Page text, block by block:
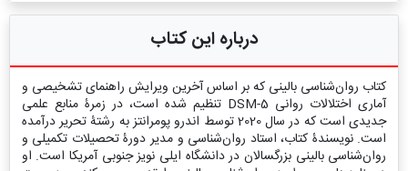
درباره این کتاب
کتاب روان‌شناسی بالینی که بر اساس آخرین ویرایش راهنمای تشخیصی و
آماری اختلالات روانی DSM-5 تنظیم شده است، در زمرۀ منابع علمی
جدیدی است که در سال 2020 توسط اندرو پومرانتز به رشتۀ تحریر درآمده
است. نویسندۀ کتاب، استاد روان‌شناسی و مدیر دورۀ تحصیلات تکمیلی و
روان‌شناسی بالینی بزرگسالان در دانشگاه ایلی نویز جنوبی آمریکا است. او